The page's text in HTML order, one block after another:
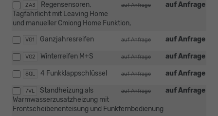
ZA3 auf Anfrage
auf Anfrage
Regensensoren,
Tagfahrlicht mit Leaving Home
und manueller Cmiong Home Funktion,
VG1 auf Anfrage
auf Anfrage
Ganzjahresreifen
VG2 auf Anfrage
auf Anfrage
Winterreifen M+S
8QL auf Anfrage
auf Anfrage
4 Funkklappschlüssel
7VL auf Anfrage
auf Anfrage
Standheizung als
Warmwasserzusatzheizung mit
Frontscheibenenteisung und Funkfernbedienung